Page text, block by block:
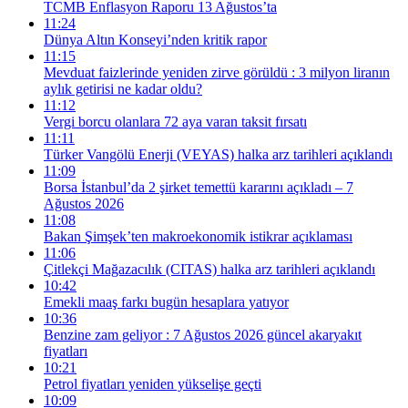
TCMB Enflasyon Raporu 13 Ağustos’ta
11:24
Dünya Altın Konseyi’nden kritik rapor
11:15
Mevduat faizlerinde yeniden zirve görüldü : 3 milyon liranın
aylık getirisi ne kadar oldu?
11:12
Vergi borcu olanlara 72 aya varan taksit fırsatı
11:11
Türker Vangölü Enerji (VEYAS) halka arz tarihleri açıklandı
11:09
Borsa İstanbul’da 2 şirket temettü kararını açıkladı – 7
Ağustos 2026
11:08
Bakan Şimşek’ten makroekonomik istikrar açıklaması
11:06
Çitlekçi Mağazacılık (CITAS) halka arz tarihleri açıklandı
10:42
Emekli maaş farkı bugün hesaplara yatıyor
10:36
Benzine zam geliyor : 7 Ağustos 2026 güncel akaryakıt
fiyatları
10:21
Petrol fiyatları yeniden yükselişe geçti
10:09